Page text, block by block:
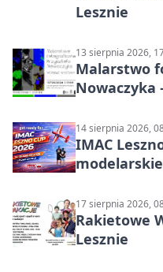
Lesznie
13 sierpnia 2026,
Malarstwo
Nowaczyka
14 sierpnia 2026,
IMAC
17 sierpnia 2026,
Rakietowe
Lesznie